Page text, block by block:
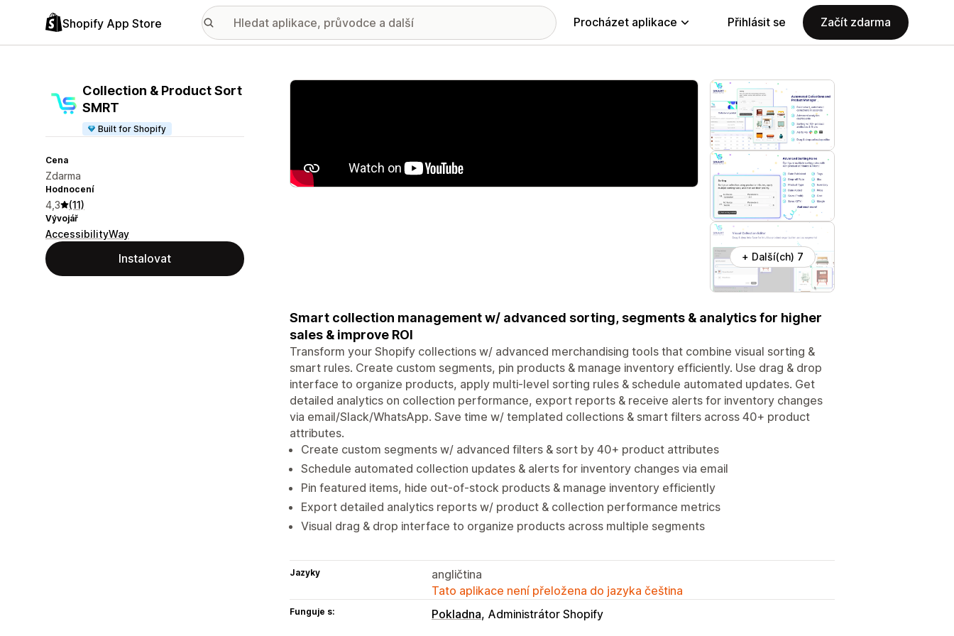
Shopify App Store Procházet aplikace Přihlásit se Začít zdarma
Collection & Product Sort
SMRT
Built for Shopify
Cena
Zdarma
Hodnocení
4,3 (11)
Vývojář
AccessibilityWay
Instalovat
Galerie propagovaných obrázků
+ Další(ch) 7
Smart collection management w/ advanced sorting, segments & analytics for higher
sales & improve ROI
Transform your Shopify collections w/ advanced merchandising tools that combine visual sorting &
smart rules. Create custom segments, pin products & manage inventory efficiently. Use drag & drop
interface to organize products, apply multi-level sorting rules & schedule automated updates. Get
detailed analytics on collection performance, export reports & receive alerts for inventory changes
via email/Slack/WhatsApp. Save time w/ templated collections & smart filters across 40+ product
attributes.
Create custom segments w/ advanced filters & sort by 40+ product attributes
Schedule automated collection updates & alerts for inventory changes via email
Pin featured items, hide out-of-stock products & manage inventory efficiently
Export detailed analytics reports w/ product & collection performance metrics
Visual drag & drop interface to organize products across multiple segments
Jazyky
angličtina
Tato aplikace není přeložena do jazyka čeština
Funguje s: Pokladna Administrátor Shopify